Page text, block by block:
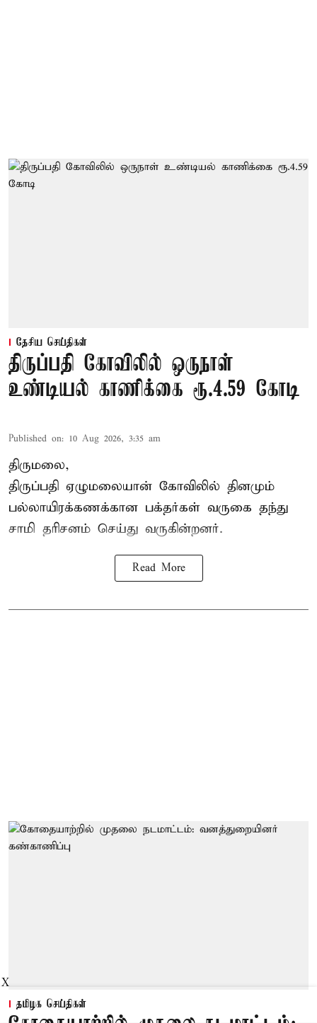
தேசிய செய்திகள்
திருப்பதி கோவிலில் ஒருநாள்
உண்டியல் காணிக்கை ரூ.4.59 கோடி
Published on: 10 Aug 2026, 3:35 am
திருமலை,
திருப்பதி ஏழுமலையான் கோவிலில் தினமும்
பல்லாயிரக்கணக்கான பக்தர்கள் வருகை தந்து
சாமி தரிசனம் செய்து வருகின்றனர்.
Read More
தமிழக செய்திகள்
X